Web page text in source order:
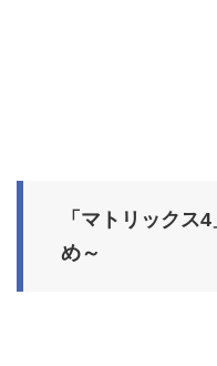
「マトリックス
め～